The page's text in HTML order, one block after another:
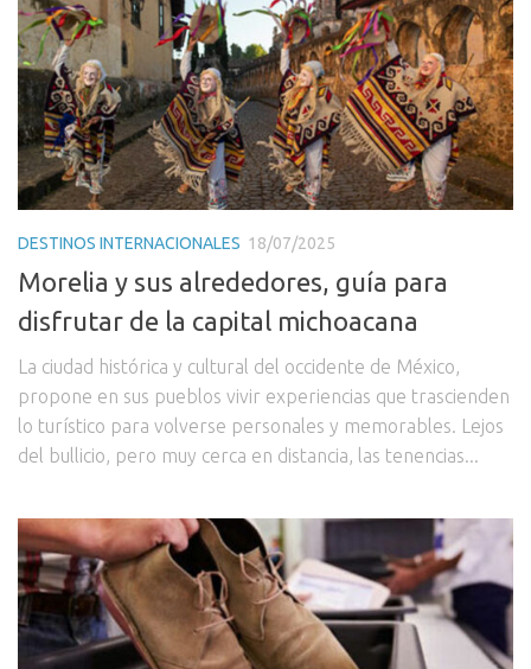
DESTINOS INTERNACIONALES 18/07/2025
Morelia y sus alrededores, guía para
disfrutar de la capital michoacana
La ciudad histórica y cultural del occidente de México,
propone en sus pueblos vivir experiencias que trascienden
lo turístico para volverse personales y memorables. Lejos
del bullicio, pero muy cerca en distancia, las tenencias...